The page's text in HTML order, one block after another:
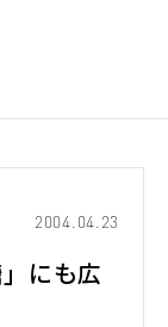
2004.04.23
にも広